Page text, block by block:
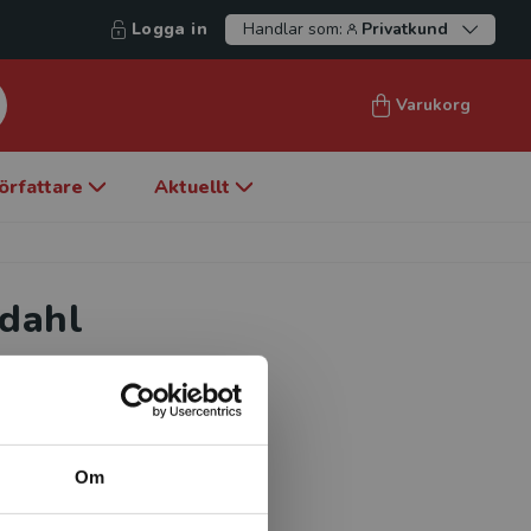
Om
Logga in Handlar som: Privatkund
Varukorg
Aktuellt
verksam vid institutionen
lärande fokuseras.